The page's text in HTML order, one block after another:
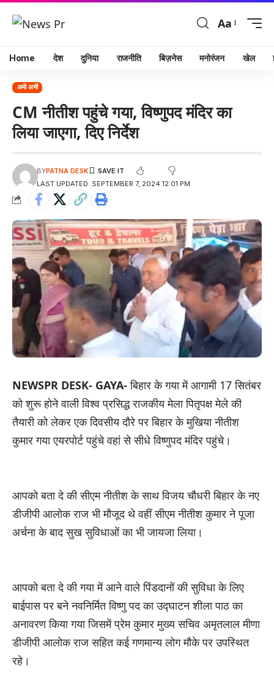
Aa
Home देश दुनिया राजनीति बिज़नेस मनोरंजन खेल
अभी अभी
CM नीतीश पहुंचे गया, विष्णुपद मंदिर का
लिया जाएगा, दिए निर्देश
LAST UPDATED: SEPTEMBER 7, 2024 12:01 PM
BYPATNA DESK
NEWSPR DESK- GAYA-बिहार के गया में आगामी 17 सितंबर
को शुरू होने वाली विश्व प्रसिद्ध राजकीय मेला पितृपक्ष मेले की
तैयारी को लेकर एक दिवसीय दौरे पर बिहार के मुखिया नीतीश
कुमार गया एयरपोर्ट पहुंचे वहां से सीधे विष्णुपद मंदिर पहुंचे।
आपको बता दे की सीएम नीतीश के साथ विजय चौधरी बिहार के नए
डीजीपी आलोक राज भी मौजूद थे वहीं सीएम नीतीश कुमार ने पूजा
अर्चना के बाद सुख सुविधाओं का भी जायजा लिया।
आपको बता दे की गया में आने वाले पिंडदानों की सुविधा के लिए
बाईपास पर बने नवनिर्मित विष्णु पद का उद्घाटन शीला पाठ का
अनावरण किया गया जिसमें प्रेम कुमार मुख्य सचिव अमृतलाल मीणा
डीजीपी आलोक राज सहित कई गणमान्य लोग मौके पर उपस्थित
रहे।